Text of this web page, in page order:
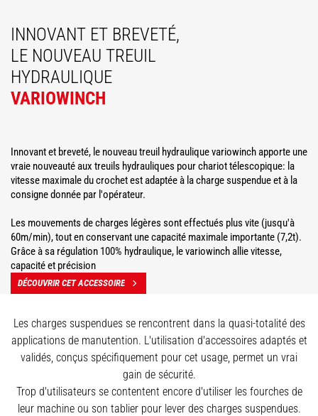
INNOVANT ET BREVETÉ,
LE NOUVEAU TREUIL
HYDRAULIQUE
VARIOWINCH
Innovant et breveté, le nouveau treuil hydraulique variowinch apporte une
vraie nouveauté aux treuils hydrauliques pour chariot télescopique: la
vitesse maximale du crochet est adaptée à la charge suspendue et à la
consigne donnée par l'opérateur.
Les mouvements de charges légères sont effectués plus vite (jusqu'à
60m/min), tout en conservant une capacité maximale importante (7,2t).
Grâce à sa régulation 100% hydraulique, le variowinch allie vitesse,
capacité et précision
DÉCOUVRIR CET ACCESSOIRE
Les charges suspendues se rencontrent dans la quasi-totalité des
applications de manutention. L'utilisation d'accessoires adaptés et
validés, conçus spécifiquement pour cet usage, permet un vrai
gain de sécurité.
Trop d'utilisateurs se contentent encore d'utiliser les fourches de
leur machine ou son tablier pour lever des charges suspendues.